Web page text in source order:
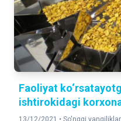
Faoliyat
ishtirokidagi
13/12/2021 • So'nggi yangiliklar